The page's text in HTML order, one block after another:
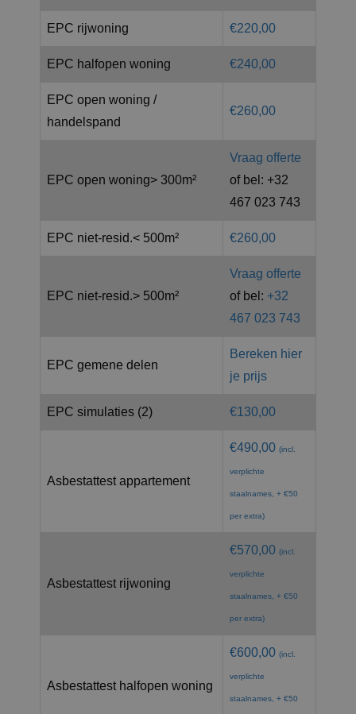
EPC rijwoning €220,00
EPC halfopen woning €240,00
EPC open woning /
handelspand
€260,00
EPC open woning> 300m²
Vraag offerte
of bel: +32
467 023 743
EPC niet-resid.< 500m² €260,00
EPC niet-resid.> 500m²
Vraag offerte
of bel: +32
467 023 743
EPC gemene delen
Bereken hier
je prijs
EPC simulaties (2) €130,00
Asbestattest appartement
€490,00 (incl.
verplichte
staalnames, + €50
per extra)
Asbestattest rijwoning
€570,00 (incl.
verplichte
staalnames, + €50
per extra)
Asbestattest halfopen woning
€600,00 (incl.
verplichte
staalnames, + €50